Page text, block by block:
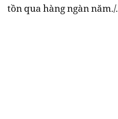
tồn qua hàng ngàn năm./.